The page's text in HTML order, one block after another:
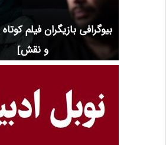
بیوگرافی بازیگران فیلم
و نقش]